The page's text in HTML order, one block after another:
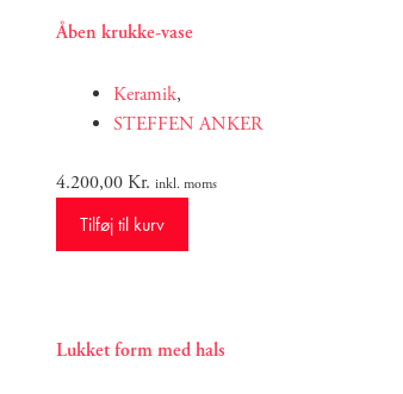
Åben krukke-vase
Keramik,
STEFFEN ANKER
4.200,00Kr. inkl. moms
Tilføj til kurv
Lukket form med hals